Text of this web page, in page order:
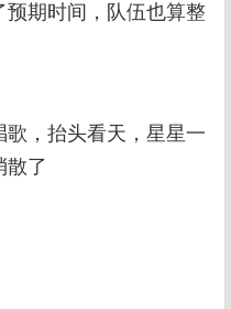
期时间，队伍也算整
，抬头看天，星星一
散了